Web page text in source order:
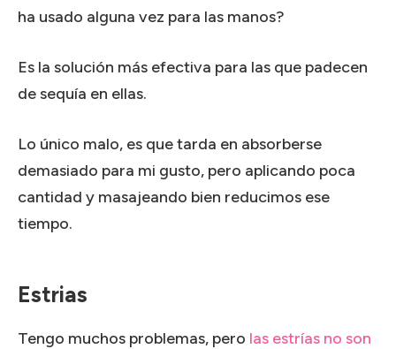
ha usado alguna vez para las manos?
Es la solución más efectiva para las que padecen
de sequía en ellas.
Lo único malo, es que tarda en absorberse
demasiado para mi gusto, pero aplicando poca
cantidad y masajeando bien reducimos ese
tiempo.
Estrias
Tengo muchos problemas, pero las estrías no son